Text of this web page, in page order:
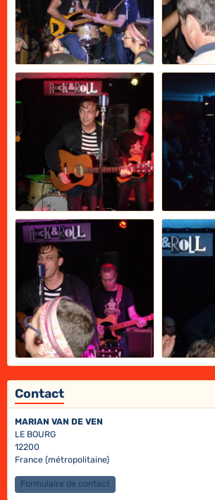
Contact
MARIAN VAN DE VEN
LE BOURG
12200
France (métropolitaine)
Formulaire de contact